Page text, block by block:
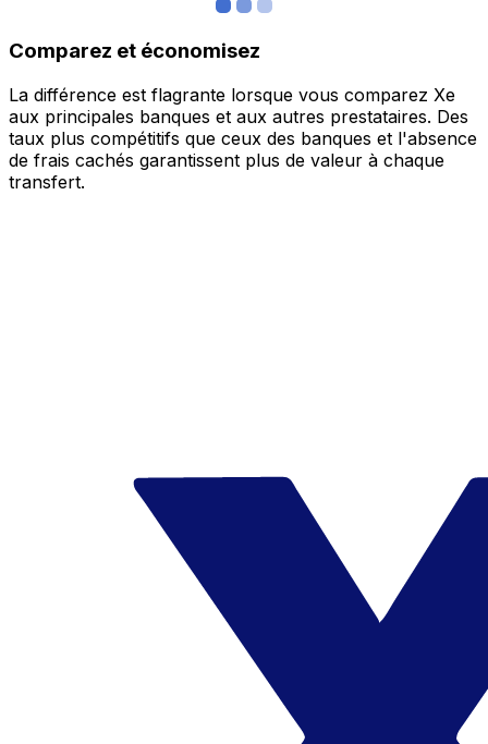
Comparez et économisez
La différence est flagrante lorsque vous comparez Xe
aux principales banques et aux autres prestataires. Des
taux plus compétitifs que ceux des banques et l'absence
de frais cachés garantissent plus de valeur à chaque
transfert.